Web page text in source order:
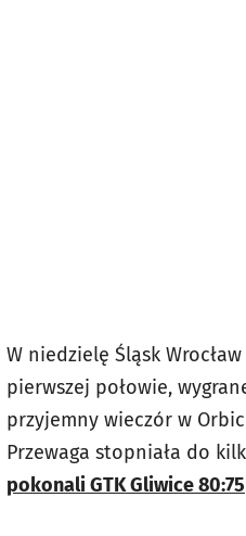
W niedzielę Śląsk
pierwszej połowie,
przyjemny wieczór w
Przewaga stopniała do
pokonali GTK Gliwice 80:75